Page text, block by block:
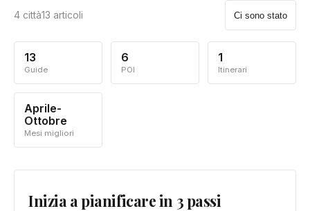
4 città13 articoli Ci sono stato
13
Guide
6
POI
1
Itinerari
Aprile-
Ottobre
Mesi migliori
Inizia a pianificare in 3 passi